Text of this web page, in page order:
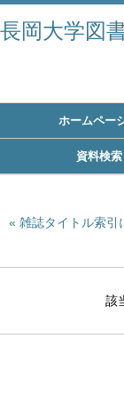
長岡大学図
ホームペー
資料検索
雑誌タイトル索引
該